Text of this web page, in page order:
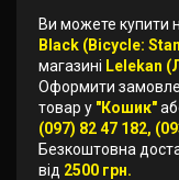
Ви можете купити
Black (Bicycle:
магазині Lelekan
Оформити
товар у "Кошик"
(097) 82 47 182,
Безкоштовна
від 2500 грн.